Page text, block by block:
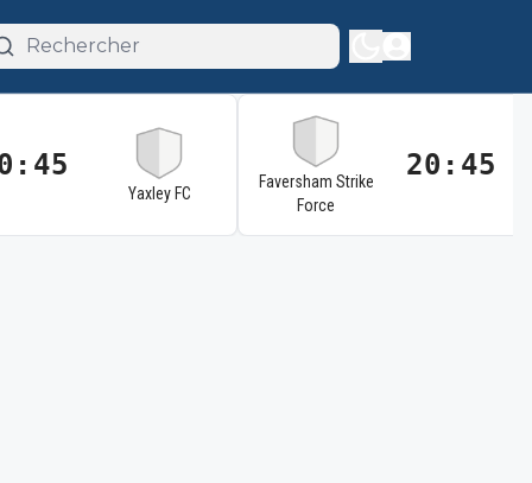
Yaxley FC
Faversham Strike
Force
20:45